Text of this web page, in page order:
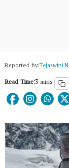
Reported by:Tejaswini
Read Time:3 mins